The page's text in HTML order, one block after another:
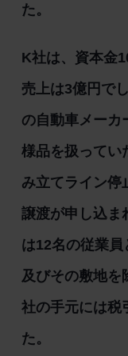
た。
K社は、資本金
売上は3億円で
の自動車メーカ
様品を扱ってい
み立てライン停
譲渡が申し込ま
は12名の従業
及びその敷地を
社の手元には税
た。